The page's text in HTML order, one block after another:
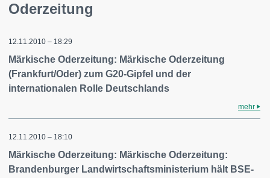
Oderzeitung
12.11.2010 – 18:29
Märkische Oderzeitung: Märkische Oderzeitung
(Frankfurt/Oder) zum G20-Gipfel und der
internationalen Rolle Deutschlands
mehr
12.11.2010 – 18:10
Märkische Oderzeitung: Märkische Oderzeitung:
Brandenburger Landwirtschaftsministerium hält BSE-